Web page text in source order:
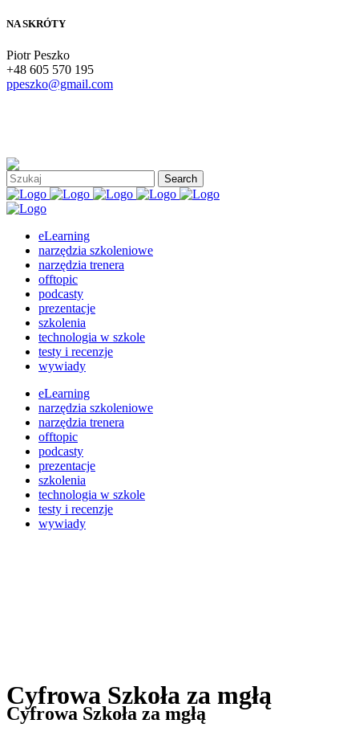
NA SKRÓTY
Piotr Peszko
+48 605 570 195
ppeszko@gmail.com
eLearning
narzędzia szkoleniowe
narzędzia trenera
offtopic
podcasty
prezentacje
szkolenia
technologia w szkole
testy i recenzje
wywiady
eLearning
narzędzia szkoleniowe
narzędzia trenera
offtopic
podcasty
prezentacje
szkolenia
technologia w szkole
testy i recenzje
wywiady
Cyfrowa Szkoła za mgłą
Cyfrowa Szkoła za mgłą